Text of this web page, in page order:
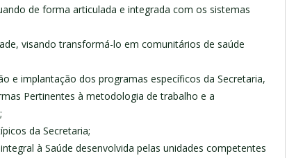
de forma articulada e integrada com os sistemas
visando transformá-lo em comunitários de saúde
e implantação dos programas específicos da Secretaria,
Pertinentes à metodologia de trabalho e a
da Secretaria;
à Saúde desenvolvida pelas unidades competentes